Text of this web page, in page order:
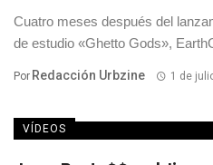
Cuatro meses después del
de estudio «Ghetto Gods»,
Por Redacción Urbzine 1 de
VÍDEOS